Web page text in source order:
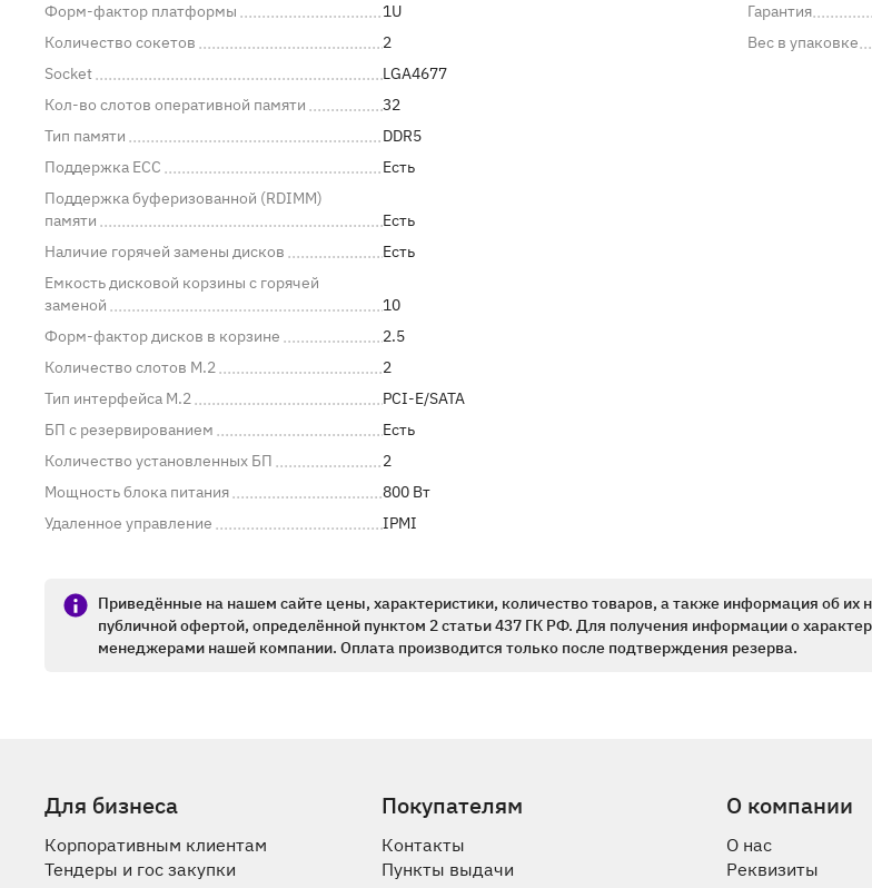
Форм-фактор платформы
1U
Количество сокетов
2
Socket
LGA4677
Кол-во слотов оперативной памяти
32
Тип памяти
DDR5
Поддержка ECC
Есть
Поддержка буферизованной (RDIMM)
памяти
Есть
Наличие горячей замены дисков
Есть
Емкость дисковой корзины с горячей
заменой
10
Форм-фактор дисков в корзине
2.5
Количество слотов M.2
2
Тип интерфейса M.2
PCI-E/SATA
БП с резервированием
Есть
Количество установленных БП
2
Мощность блока питания
800 Вт
Удаленное управление
IPMI
Гарантия
Вес в упаковке
Приведённые на нашем сайте цены, характеристики, количество товаров, а также информация об их
публичной офертой, определённой пунктом 2 статьи 437 ГК РФ. Для получения информации о
менеджерами нашей компании. Оплата производится только после подтверждения резерва.
Для бизнеса
Корпоративным клиентам
Тендеры и гос закупки
Покупателям
Контакты
Пункты выдачи
О компании
О нас
Реквизиты